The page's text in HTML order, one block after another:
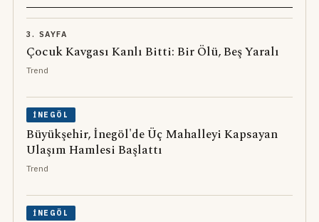
3. SAYFA
Çocuk Kavgası Kanlı Bitti: Bir Ölü, Beş Yaralı
Trend
İNEGÖL
Büyükşehir, İnegöl'de Üç Mahalleyi Kapsayan
Ulaşım Hamlesi Başlattı
Trend
İNEGÖL